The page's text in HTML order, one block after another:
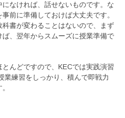
なければ、話せないものです。な
前に準備しておけば大丈夫です。
書が変わることはないので、まず
、翌年からスムーズに授業準備で
んどですので、KECでは実践演習
業練習をしっかり、積んで即戦力